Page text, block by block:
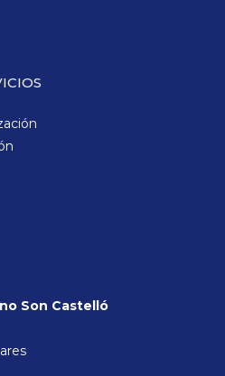
Son Castelló